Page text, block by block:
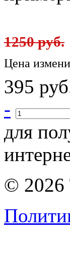
1250 руб.
Цена
395
-
для
© 2026